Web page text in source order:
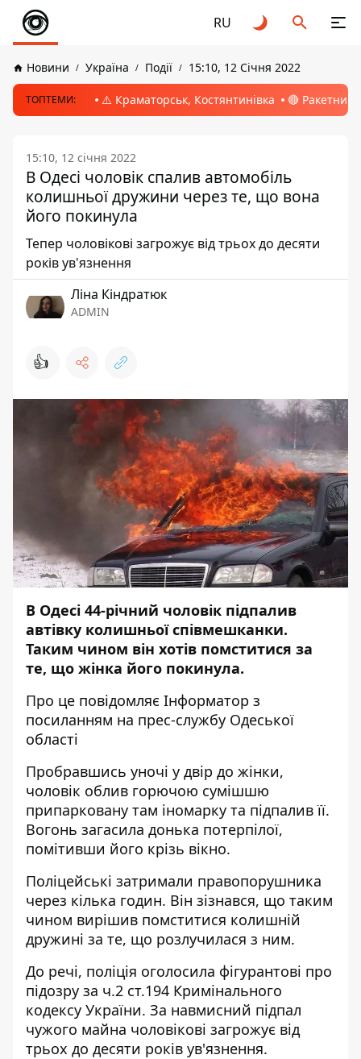
RU
Новини Україна Події 15:10, 12 Січня 2022
ТОПТЕМИ: ⚠️ Краматорськ, Костянтинівка 🔴 Ракетний
15:10, 12 січня 2022
В Одесі чоловік спалив автомобіль
колишньої дружини через те, що вона
його покинула
Тепер чоловікові загрожує від трьох до десяти
років ув'язнення
Ліна Кіндратюк
ADMIN
👍
В Одесі 44-річний чоловік підпалив
автівку колишньої співмешканки.
Таким чином він хотів помститися за
те, що жінка його покинула.
Про це повідомляє Інформатор з
посиланням на прес-службу Одеської
області
Пробравшись уночі у двір до жінки,
чоловік облив горючою сумішшю
припарковану там іномарку та підпалив її.
Вогонь загасила донька потерпілої,
помітивши його крізь вікно.
Поліцейські затримали правопорушника
через кілька годин. Він зізнався, що таким
чином вирішив помститися колишній
дружині за те, що розлучилася з ним.
До речі, поліція оголосила фігурантові про
підозру за ч.2 ст.194 Кримінального
кодексу України. За навмисний підпал
чужого майна чоловікові загрожує від
трьох до десяти років ув'язнення.